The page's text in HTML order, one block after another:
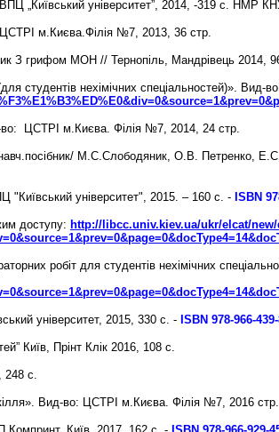
„Київський університет”, 2014, -319 с. НМР
м.Києва.Філія №7, 2013, 36 стр.
З грифом МОН // Тернопіль, Мандрівець 2014,
студентів нехімічних спеціальностей)».
во: ЦСТРІ м.Києва. Філія №7, 2014, 24 стр.
навч.посібник/ М.С.Слободяник, О.В. Петренко,
"Київський університет", 2015. – 160 с. - ISВN
доступу: http://libcc.univ.kiev.ua/ukr/elcat/
робіт для студентів нехімічних
університет, 2015, 330 с. -ISBN 978-966-
Київ, Прінт Клік 2016, 108 с.
248 с.
Вид-во: ЦСТРІ м.Києва. Філія №7, 2016 стр.